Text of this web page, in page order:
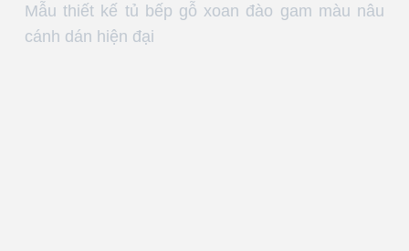
Mẫu thiết kế tủ bếp gỗ xoan đào gam màu nâu
cánh dán hiện đại